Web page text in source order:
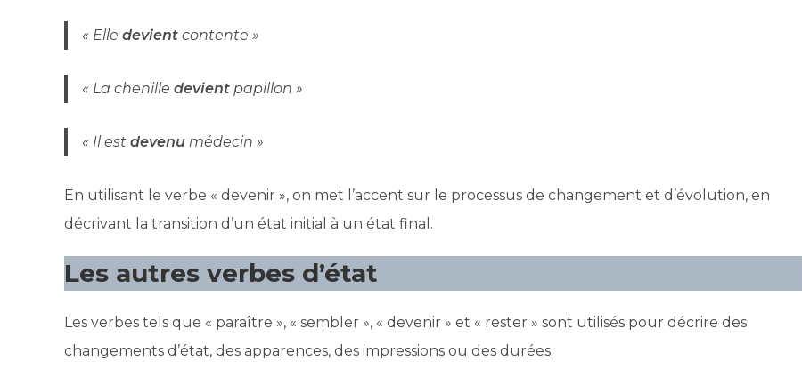
« Elle devient contente »
« La chenille devient papillon »
« Il est devenu médecin »
En utilisant le verbe « devenir », on met l’accent sur le processus de changement et d’évolution, en
décrivant la transition d’un état initial à un état final.
Les autres verbes d’état
Les verbes tels que « paraître », « sembler », « devenir » et « rester » sont utilisés pour décrire des
changements d’état, des apparences, des impressions ou des durées.